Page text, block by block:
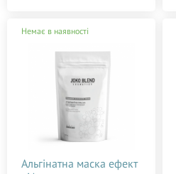
Немає в наявності
Альгінатна маска ефект